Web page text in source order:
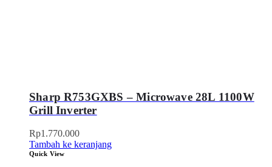
Sharp R753GXBS – Microwave 28L 1100W
Grill Inverter
Rp1.770.000
Tambah ke keranjang
Quick View